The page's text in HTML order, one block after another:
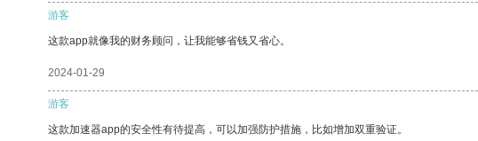
游客
这款app就像我的财务顾问，让我能够省钱又省心。
2024-01-29
游客
这款加速器app的安全性有待提高，可以加强防护措施，比如增加双重验证。